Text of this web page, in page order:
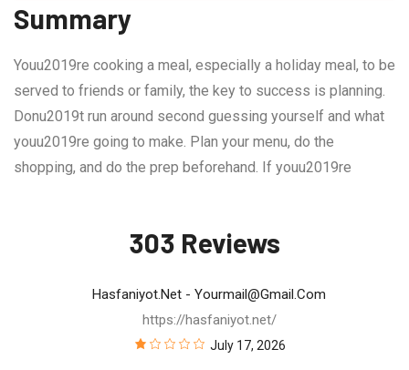
Summary
Youu2019re cooking a meal, especially a holiday meal, to be
served to friends or family, the key to success is planning.
Donu2019t run around second guessing yourself and what
youu2019re going to make. Plan your menu, do the
shopping, and do the prep beforehand. If youu2019re
303 Reviews
Hasfaniyot.net - Yourmail@gmail.com
https://hasfaniyot.net/
July 17, 2026